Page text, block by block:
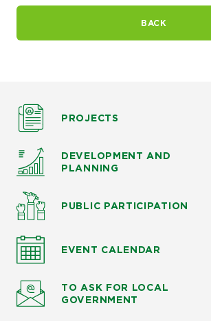
BACK
PROJECTS
DEVELOPMENT AND
PLANNING
PUBLIC PARTICIPATION
EVENT CALENDAR
TO ASK FOR LOCAL
GOVERNMENT